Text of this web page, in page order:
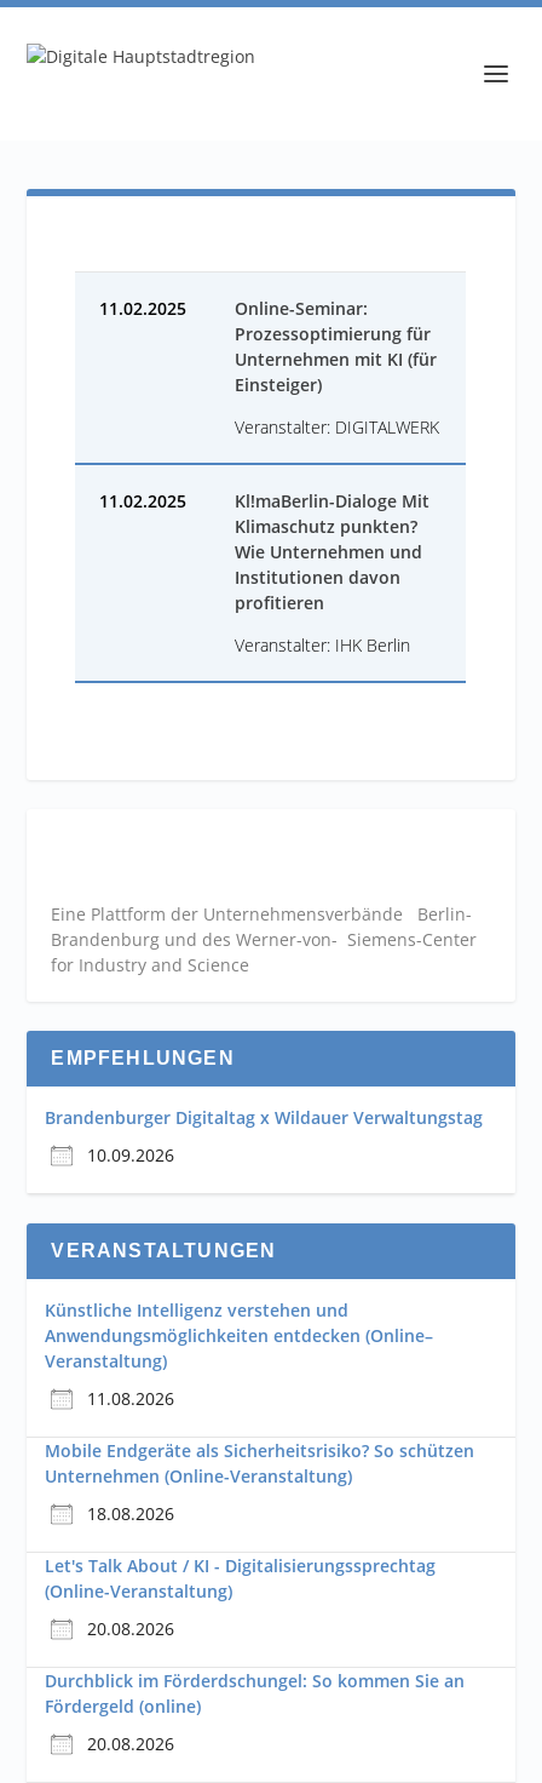
11.02.2025
Online-Seminar:
Prozessoptimierung für
Unternehmen mit KI (für
Einsteiger)
Veranstalter: DIGITALWERK
11.02.2025
Kl!maBerlin-Dialoge Mit
Klimaschutz punkten?
Wie Unternehmen und
Institutionen davon
profitieren
Veranstalter: IHK Berlin
Eine Plattform der Unternehmensverbände Berlin-
Brandenburg und des Werner-von- Siemens-Center
for Industry and Science
EMPFEHLUNGEN
Brandenburger Digitaltag x Wildauer Verwaltungstag
10.09.2026
VERANSTALTUNGEN
Künstliche Intelligenz verstehen und
Anwendungsmöglichkeiten entdecken (Online–
Veranstaltung)
11.08.2026
Mobile Endgeräte als Sicherheitsrisiko? So schützen
Unternehmen (Online-Veranstaltung)
18.08.2026
Let's Talk About / KI - Digitalisierungssprechtag
(Online-Veranstaltung)
20.08.2026
Durchblick im Förderdschungel: So kommen Sie an
Fördergeld (online)
20.08.2026